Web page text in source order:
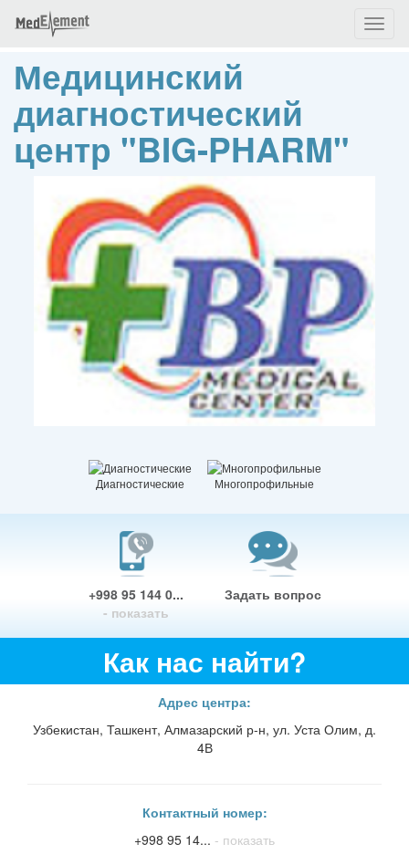
Медицинский
диагностический
центр "BIG-PHARM"
Диагностические Многопрофильные
+998 95 144 0...
- показать
Задать вопрос
Как нас найти?
Адрес центра:
Узбекистан, Ташкент, Алмазарский р-н, ул. Уста Олим, д.
4В
Контактный номер:
+998 95 14... - показать